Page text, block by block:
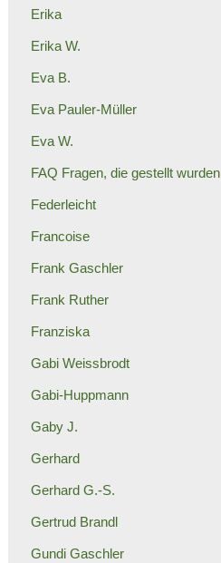
Erika
Erika W.
Eva B.
Eva Pauler-Müller
Eva W.
FAQ Fragen, die gestellt wurden
Federleicht
Francoise
Frank Gaschler
Frank Ruther
Franziska
Gabi Weissbrodt
Gabi-Huppmann
Gaby J.
Gerhard
Gerhard G.-S.
Gertrud Brandl
Gundi Gaschler